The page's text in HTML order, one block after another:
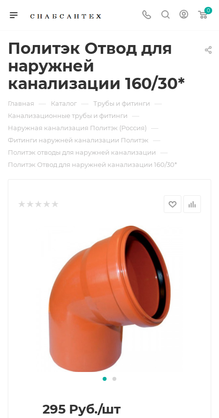
0
Политэк Отвод для
наружней
канализации 160/30*
Главная — Каталог — Трубы и фитинги —
Канализационные трубы и фитинги —
Наружная канализация Политэк (Россия) —
Фитинги наружней канализации Политэк —
Политэк отводы для наружней канализации —
Политэк Отвод для наружней канализации 160/30*
295 Руб./шт